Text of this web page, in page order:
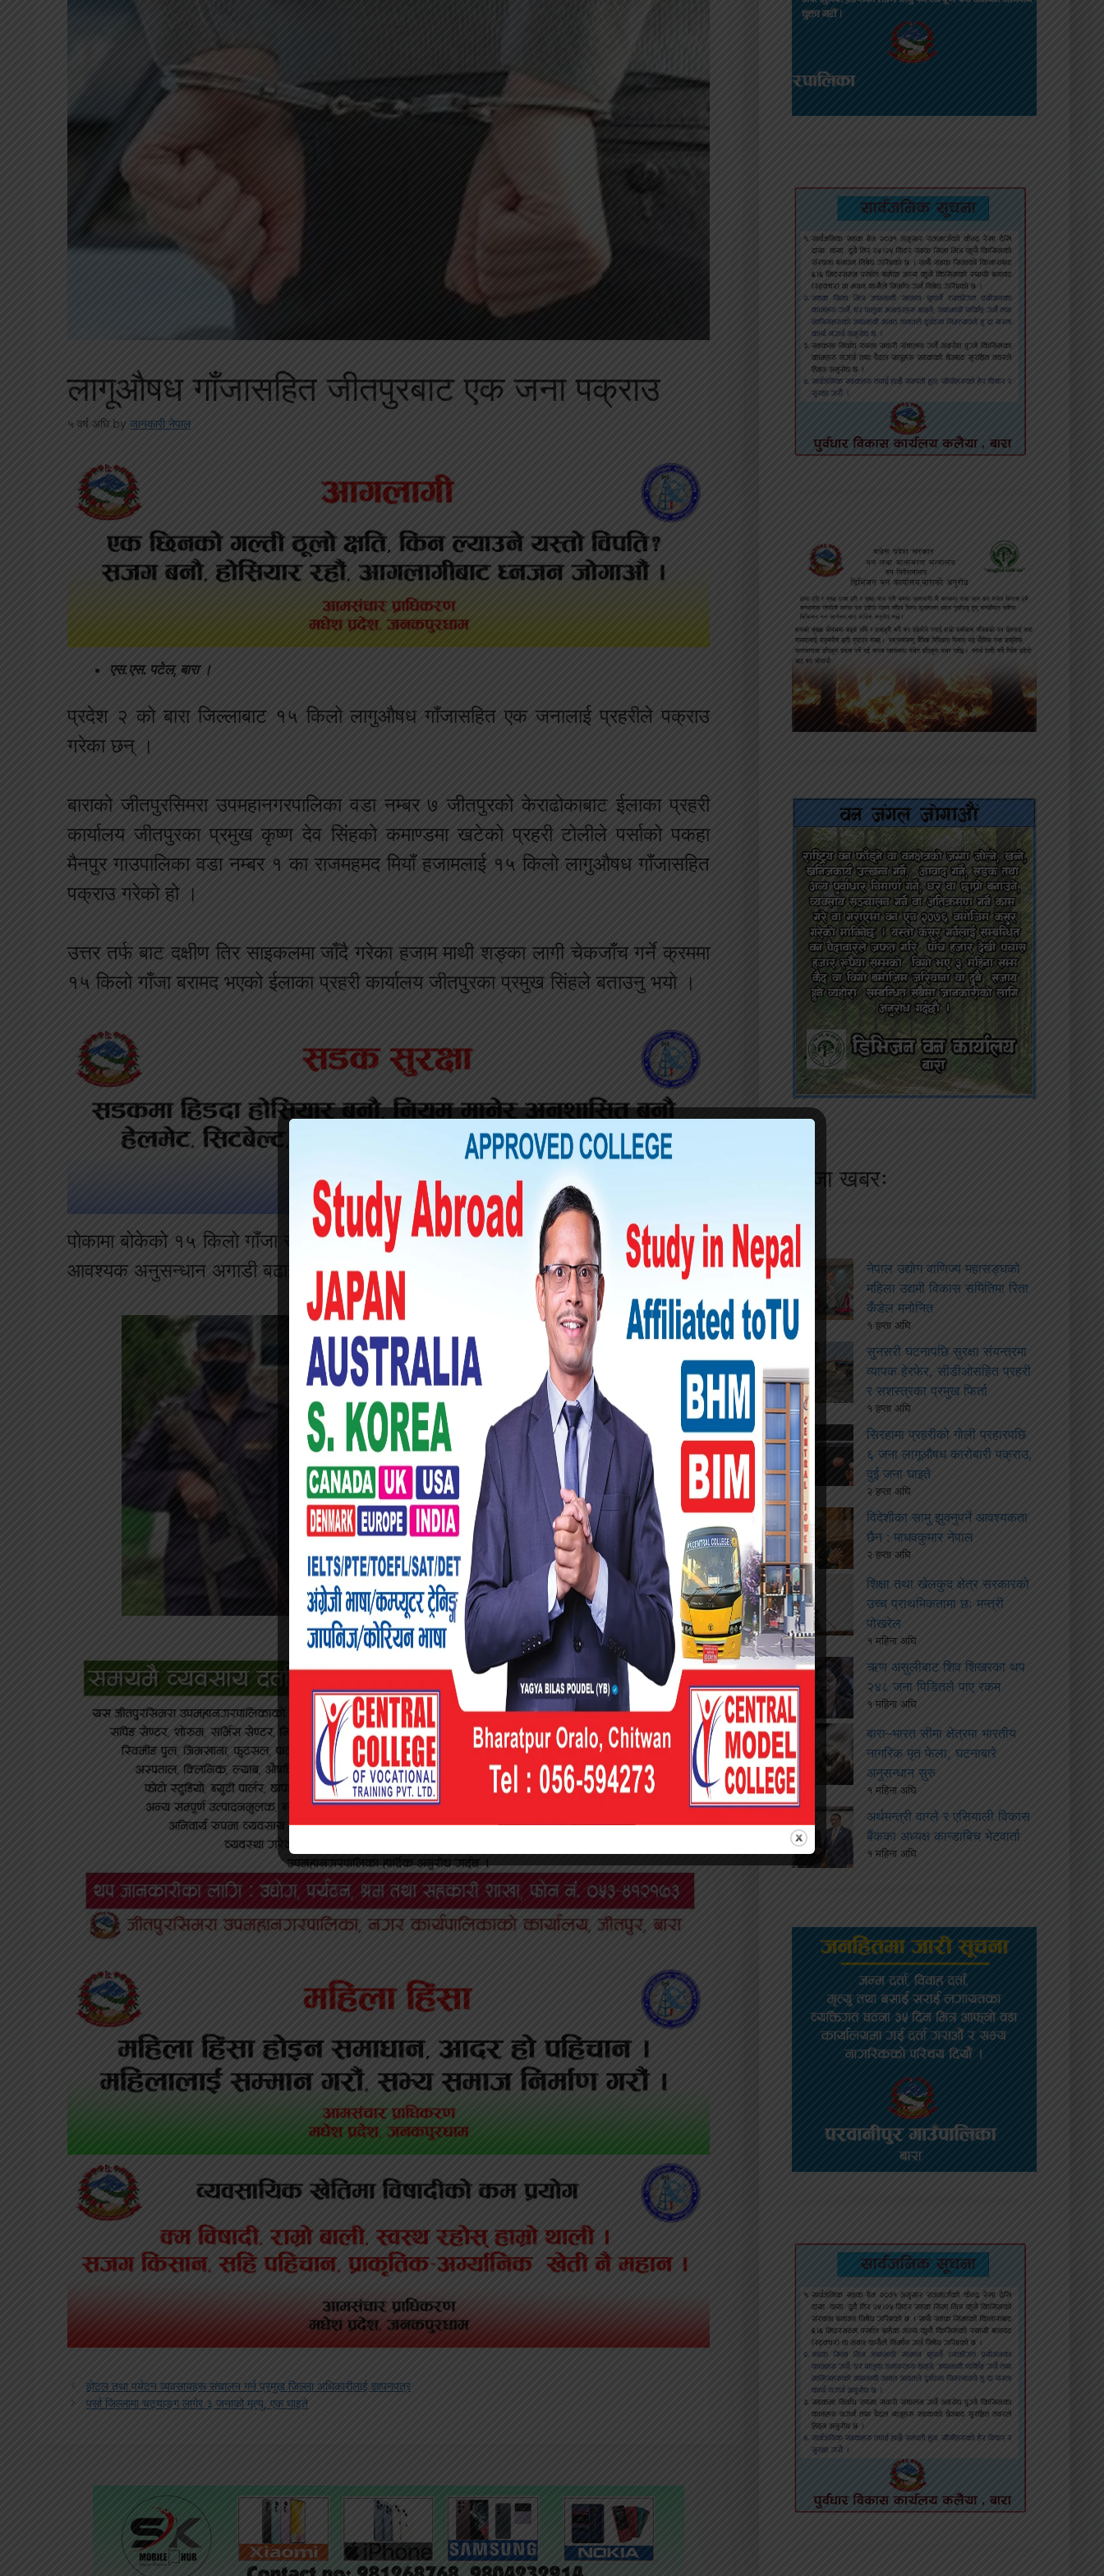
लागूऔषध गाँजासहित जीतपुरबाट एक जना पक्राउ
५ वर्ष अघि by जानकारी नेपाल
एस.एस. पटेल, बारा ।
प्रदेश २ को बारा जिल्लाबाट १५ किलो लागुऔषध गाँजासहित एक जनालाई प्रहरीले पक्राउ
गरेका छन् ।
बाराको जीतपुरसिमरा उपमहानगरपालिका वडा नम्बर ७ जीतपुरको केराढोकाबाट ईलाका प्रहरी
कार्यालय जीतपुरका प्रमुख कृष्ण देव सिंहको कमाण्डमा खटेको प्रहरी टोलीले पर्साको पकहा
मैनपुर गाउपालिका वडा नम्बर १ का राजमहमद मियाँ हजामलाई १५ किलो लागुऔषध गाँजासहित
पक्राउ गरेको हो ।
उत्तर तर्फ बाट दक्षीण तिर साइकलमा जाँदै गरेका हजाम माथी शङ्का लागी चेकजाँच गर्ने क्रममा
१५ किलो गाँजा बरामद भएको ईलाका प्रहरी कार्यालय जीतपुरका प्रमुख सिंहले बताउनु भयो ।
पोकामा बोकेको १५ किलो गाँजा र राजमहमद मियाँ हजामलाई नियन्त्रणमा लिई लागूऔषध मुद्धामा
आवश्यक अनुसन्धान अगाडी बढाइएको प्रहरीले जनाएको छ ।
होटल तथा पर्यटन व्यवसायहरू संचालन गर्न प्रमुख जिल्ला अधिकारीलाई ज्ञापनपत्र
पर्सा जिल्लामा चट्याङ्ग लागेर ३ जनाको मृत्यु, एक घाइते
ताजा खबरः
नेपाल उद्योग वाणिज्य महासङ्घको
महिला उद्यमी विकास समितिमा रिता
कँडेल मनोनित
१ हप्ता अघि
सुनसरी घटनापछि सुरक्षा संयन्त्रमा
व्यापक हेरफेर, सीडीओसहित प्रहरी
र सशस्त्रका प्रमुख फिर्ता
१ हप्ता अघि
सिरहामा प्रहरीको गोली प्रहारपछि
६ जना लागूऔषध कारोबारी पक्राउ,
दुई जना घाइते
२ हप्ता अघि
विदेशीका सामु झुक्नुपर्ने आवश्यकता
छैन : माधवकुमार नेपाल
२ हप्ता अघि
शिक्षा तथा खेलकुद क्षेत्र सरकारको
उच्च प्राथमिकतामा छः मन्त्री
पोखरेल
१ महिना अघि
ऋण असुलीबाट शिव शिखरका थप
२४८ जना पिडितले पाए रकम
१ महिना अघि
बारा–भारत सीमा क्षेत्रमा भारतीय
नागरिक मृत फेला, घटनाबारे
अनुसन्धान सुरु
१ महिना अघि
अर्थमन्त्री वाग्ले र एसियाली विकास
बैंकका अध्यक्ष कान्डाबिच भेटवार्ता
१ महिना अघि